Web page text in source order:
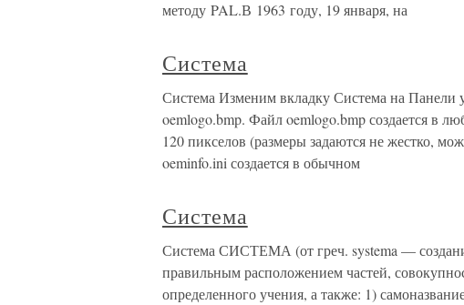
методу PAL.В 1963 году, 19 января, на
Система
Система Изменим вкладку Система на Панели
oemlogo.bmp. Файл oemlogo.bmp создается в
120 пикселов (размеры задаются не жестко,
oeminfo.ini создается в обычном
Система
Система СИСТЕМА (от греч. systema —
правильным расположением частей,
определенного учения, а также: 1)